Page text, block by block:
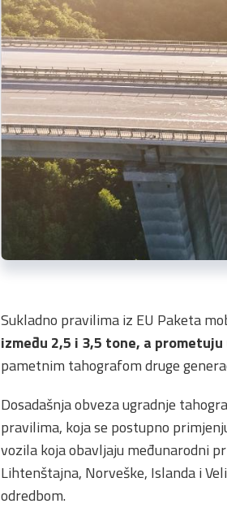
Sukladno pravilima iz EU Paketa
između 2,5 i 3,5 tone, a
pametnim tahografom druge
Dosadašnja obveza ugradnje
pravilima, koja se postupno
vozila koja obavljaju međunarodni
Lihtenštajna, Norveške, Islanda i
odredbom.